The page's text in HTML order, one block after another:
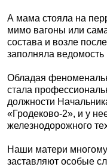
А мама стояла на
мимо вагоны или
состава и возле
заполняла
Обладая
стала
должности
«Гродеково-2», и у
железнодорожного
Наши матери многому
заставляют особые